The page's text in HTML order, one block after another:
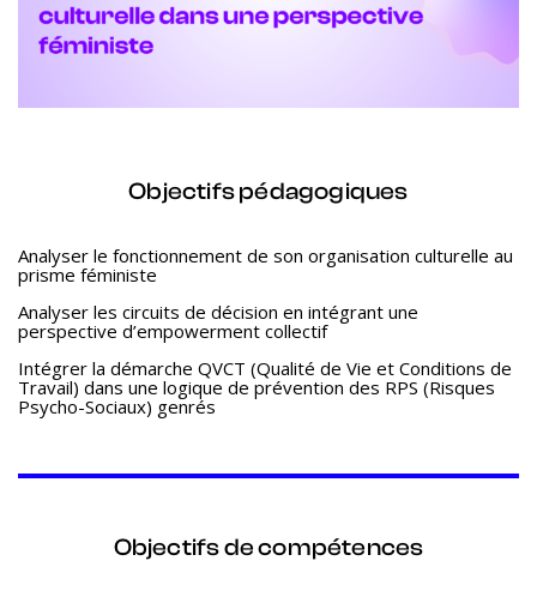
Objectifs pédagogiques
Analyser le fonctionnement de son organisation culturelle au
prisme féministe
Analyser les circuits de décision en intégrant une
perspective d’empowerment collectif
Intégrer la démarche QVCT (Qualité de Vie et Conditions de
Travail) dans une logique de prévention des RPS (Risques
Psycho-Sociaux) genrés
Objectifs de compétences